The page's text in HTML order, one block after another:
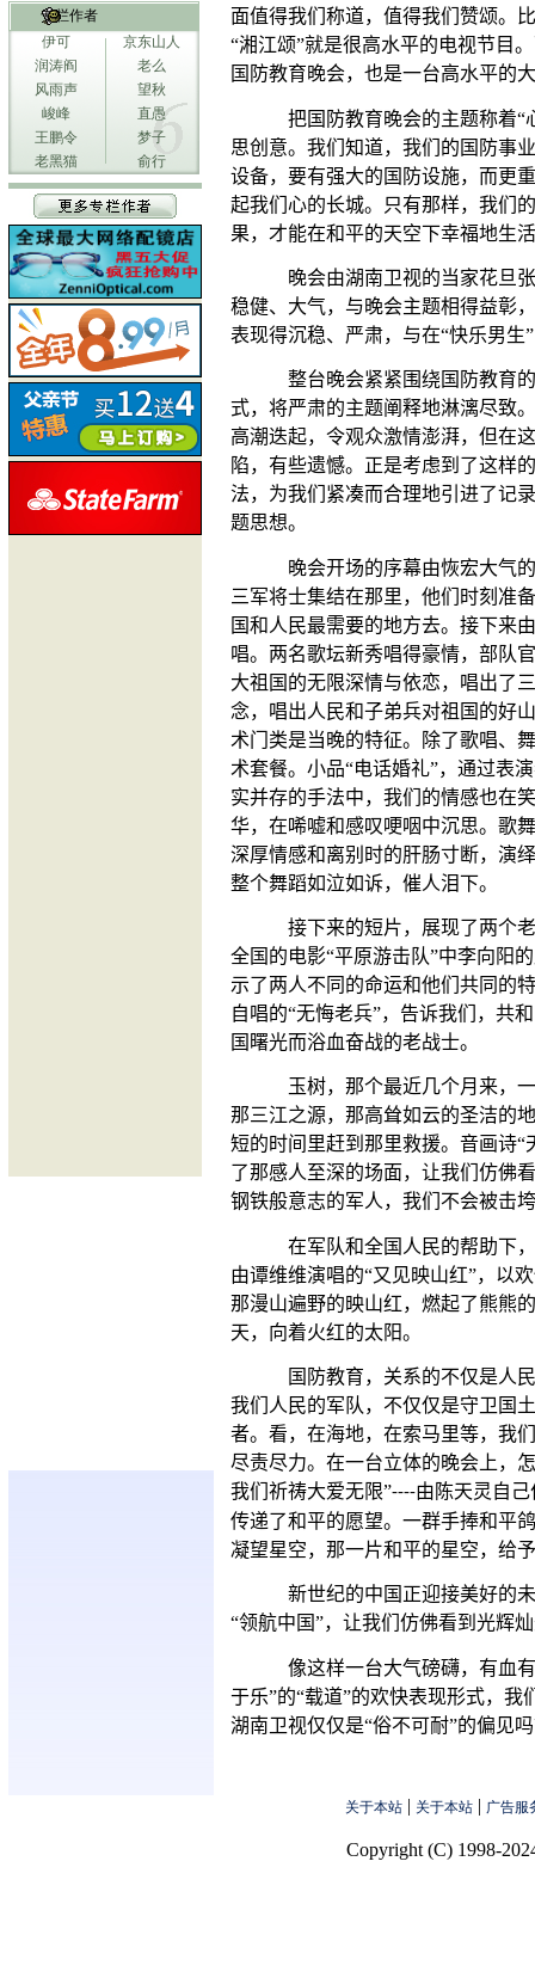
专栏作者
伊可
京东山人
润涛阎
老么
风雨声
望秋
峻峰
直愚
王鹏令
梦子
老黑猫
俞行
面值得我们称道，值得我们赞颂。
“湘江颂”就是很高水平的电视节目
国防教育晚会，也是一台高水平的
把国防教育晚会的主题称着“
思创意。我们知道，我们的国防事
设备，要有强大的国防设施，而更
起我们心的长城。只有那样，我们
果，才能在和平的天空下幸福地生
晚会由湖南卫视的当家花旦
稳健、大气，与晚会主题相得益彰
表现得沉稳、严肃，与在“快乐男生
整台晚会紧紧围绕国防教育
式，将严肃的主题阐释地淋漓尽致
高潮迭起，令观众激情澎湃，但在
陷，有些遗憾。正是考虑到了这样
法，为我们紧凑而合理地引进了记
题思想。
晚会开场的序幕由恢宏大气
三军将士集结在那里，他们时刻准
国和人民最需要的地方去。接下来
唱。两名歌坛新秀唱得豪情，部队
大祖国的无限深情与依恋，唱出了
念，唱出人民和子弟兵对祖国的好
术门类是当晚的特征。除了歌唱、
术套餐。小品“电话婚礼”，通过表
实并存的手法中，我们的情感也在
华，在唏嘘和感叹哽咽中沉思。歌
深厚情感和离别时的肝肠寸断，演
整个舞蹈如泣如诉，催人泪下。
接下来的短片，展现了两个
全国的电影“平原游击队”中李向阳
示了两人不同的命运和他们共同的
自唱的“无悔老兵”，告诉我们，共
国曙光而浴血奋战的老战士。
玉树，那个最近几个月来，
那三江之源，那高耸如云的圣洁的
短的时间里赶到那里救援。音画诗
了那感人至深的场面，让我们仿佛
钢铁般意志的军人，我们不会被击
在军队和全国人民的帮助下
由谭维维演唱的“又见映山红”，以
那漫山遍野的映山红，燃起了熊熊
天，向着火红的太阳。
国防教育，关系的不仅是人
我们人民的军队，不仅仅是守卫国
者。看，在海地，在索马里等，我
尽责尽力。在一台立体的晚会上，
我们祈祷大爱无限”----由陈天灵自
传递了和平的愿望。一群手捧和平
凝望星空，那一片和平的星空，给
新世纪的中国正迎接美好的
“领航中国”，让我们仿佛看到光辉
像这样一台大气磅礴，有血
于乐”的“载道”的欢快表现形式，
湖南卫视仅仅是“俗不可耐”的偏见
关于本站 | 关于本站 | 广告服
Copyright (C) 1998-